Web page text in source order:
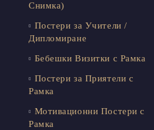
Снимка)
Постери за Учители /
Дипломиране
Бебешки Визитки с Рамка
Постери за Приятели с
Рамка
Мотивационни Постери с
Рамка